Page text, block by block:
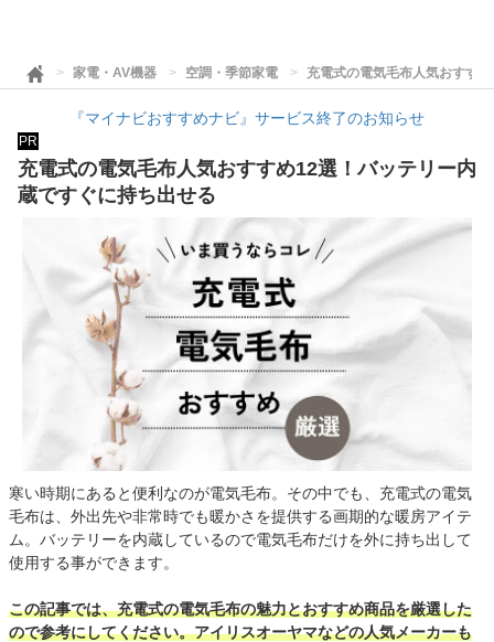
家電・AV機器 空調・季節家電 充電式の電気毛布人気おすす
『マイナビおすすめナビ』サービス終了のお知らせ
PR
充電式の電気毛布人気おすすめ12選！バッテリー内
蔵ですぐに持ち出せる
寒い時期にあると便利なのが電気毛布。その中でも、充電式の電気
毛布は、外出先や非常時でも暖かさを提供する画期的な暖房アイテ
ム。バッテリーを内蔵しているので電気毛布だけを外に持ち出して
使用する事ができます。
この記事では、充電式の電気毛布の魅力とおすすめ商品を厳選した
ので参考にしてください。アイリスオーヤマなどの人気メーカーも